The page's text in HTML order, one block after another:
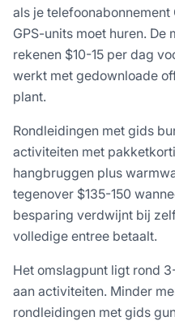
als je
GPS-units moet huren.
rekenen $10-15 per dag
werkt met gedownloade
plant.
Rondleidingen met gids
activiteiten met
hangbruggen plus
tegenover $135-150
besparing verdwijnt bij
volledige entree betaalt.
Het omslagpunt ligt rond
aan activiteiten. Minder
rondleidingen met gids